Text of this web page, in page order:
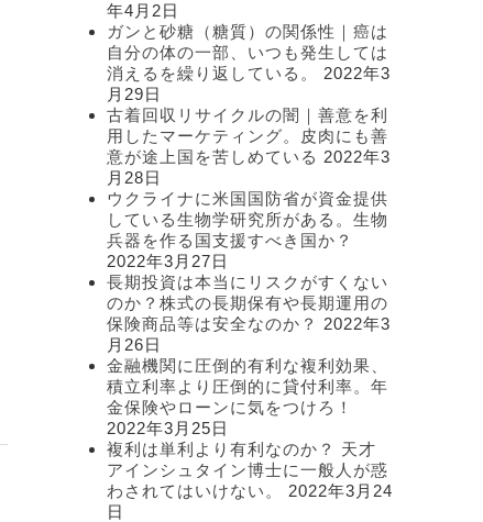
年4月2日
ガンと砂糖（糖質）の関係性｜癌は
自分の体の一部、いつも発生しては
消えるを繰り返している。
2022年3
月29日
古着回収リサイクルの闇｜善意を利
用したマーケティング。皮肉にも善
意が途上国を苦しめている 2022年3
月28日
ウクライナに米国国防省が資金提供
している生物学研究所がある。生物
兵器を作る国支援すべき国か？
2022年3月27日
長期投資は本当にリスクがすくない
のか？株式の長期保有や長期運用の
保険商品等は安全なのか？
2022年3
月26日
金融機関に圧倒的有利な複利効果、
積立利率より圧倒的に貸付利率。年
金保険やローンに気をつけろ！
2022年3月25日
複利は単利より有利なのか？ 天才
アインシュタイン博士に一般人が惑
わされてはいけない。
2022年3月24
日